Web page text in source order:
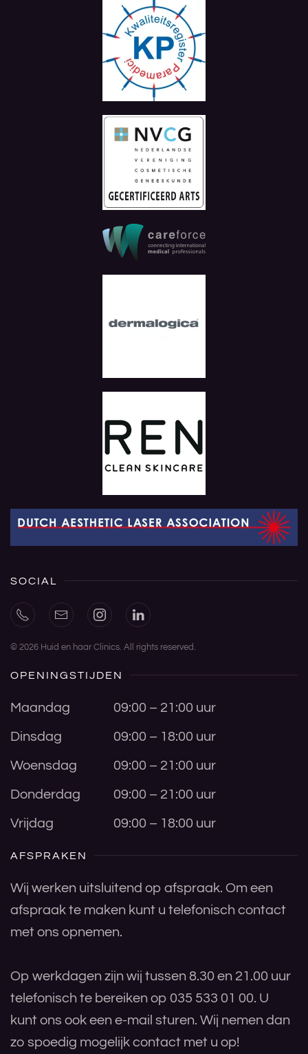
SOCIAL
© 2026 Huid en haar Clinics. All rights reserved.
OPENINGSTIJDEN
Maandag 09:00 – 21:00 uur
Dinsdag 09:00 – 18:00 uur
Woensdag 09:00 – 21:00 uur
Donderdag 09:00 – 21:00 uur
Vrijdag 09:00 – 18:00 uur
AFSPRAKEN
Wij werken uitsluitend op afspraak. Om een
afspraak te maken kunt u telefonisch contact
met ons opnemen.
Op werkdagen zijn wij tussen 8.30 en 21.00 uur
telefonisch te bereiken op 035 533 01 00. U
kunt ons ook een e-mail sturen. Wij nemen dan
zo spoedig mogelijk contact met u op!